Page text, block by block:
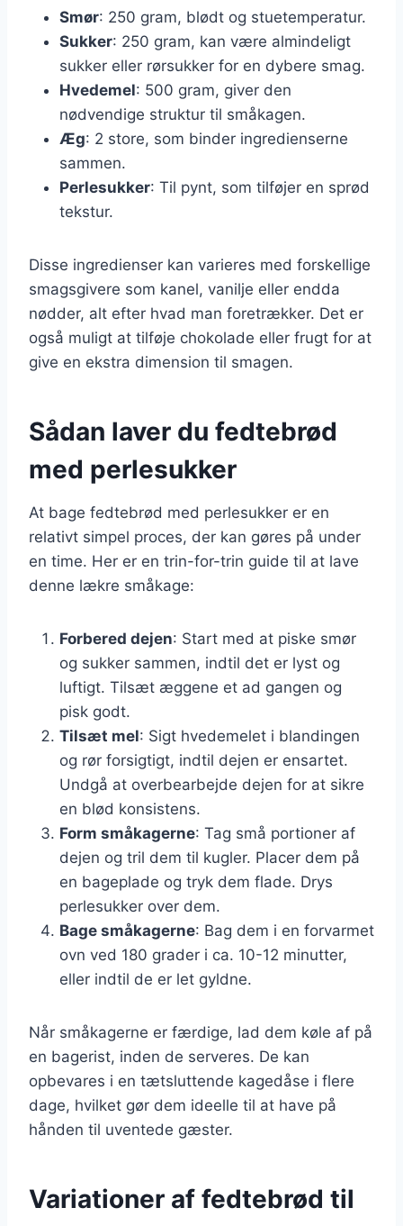
Smør: 250 gram, blødt og stuetemperatur.
Sukker: 250 gram, kan være almindeligt
sukker eller rørsukker for en dybere smag.
Hvedemel: 500 gram, giver den
nødvendige struktur til småkagen.
Æg: 2 store, som binder ingredienserne
sammen.
Perlesukker: Til pynt, som tilføjer en sprød
tekstur.
Disse ingredienser kan varieres med forskellige
smagsgivere som kanel, vanilje eller endda
nødder, alt efter hvad man foretrækker. Det er
også muligt at tilføje chokolade eller frugt for at
give en ekstra dimension til smagen.
Sådan laver du fedtebrød
med perlesukker
At bage fedtebrød med perlesukker er en
relativt simpel proces, der kan gøres på under
en time. Her er en trin-for-trin guide til at lave
denne lækre småkage:
Forbered dejen: Start med at piske smør
og sukker sammen, indtil det er lyst og
luftigt. Tilsæt æggene et ad gangen og
pisk godt.
Tilsæt mel: Sigt hvedemelet i blandingen
og rør forsigtigt, indtil dejen er ensartet.
Undgå at overbearbejde dejen for at sikre
en blød konsistens.
Form småkagerne: Tag små portioner af
dejen og tril dem til kugler. Placer dem på
en bageplade og tryk dem flade. Drys
perlesukker over dem.
Bage småkagerne: Bag dem i en forvarmet
ovn ved 180 grader i ca. 10-12 minutter,
eller indtil de er let gyldne.
Når småkagerne er færdige, lad dem køle af på
en bagerist, inden de serveres. De kan
opbevares i en tætsluttende kagedåse i flere
dage, hvilket gør dem ideelle til at have på
hånden til uventede gæster.
Variationer af fedtebrød til